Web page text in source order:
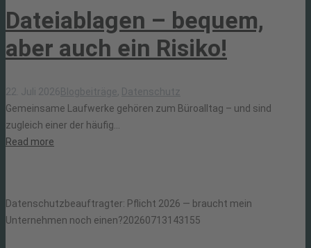
Dateiablagen – bequem,
aber auch ein Risiko!
22. Juli 2026 Blogbeiträge, Datenschutz
Gemeinsame Laufwerke gehören zum Büroalltag – und sind
zugleich einer der häufig...
Read more
Datenschutzbeauftragter: Pflicht 2026 — braucht mein
Unternehmen noch einen?20260713143155